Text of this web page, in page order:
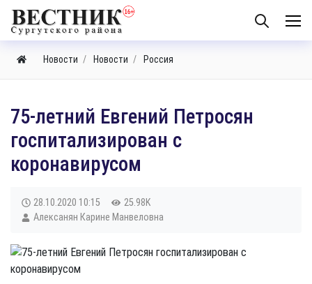
Новости Новости Россия
​75-летний Евгений Петросян
госпитализирован с
коронавирусом
28.10.2020 10:15
25.98K
Алексанян Карине Манвеловна